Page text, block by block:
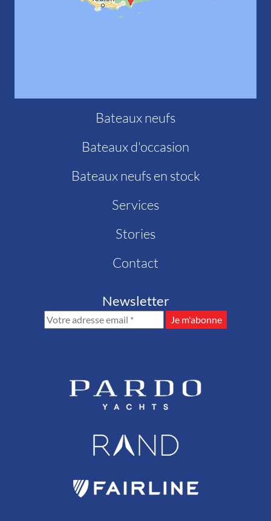
Bateaux neufs
Bateaux d'occasion
Bateaux neufs en stock
Services
Stories
Contact
Newsletter